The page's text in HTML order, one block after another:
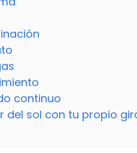
continuo
del sol con tu propio